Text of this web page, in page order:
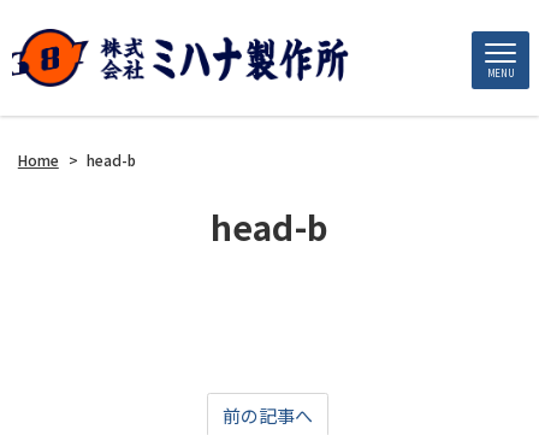
MENU
Home > head-b
head-b
前の記事へ